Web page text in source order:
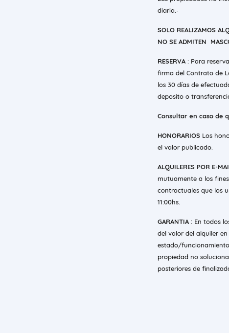
diaria.-
SOLO REALIZAMOS
NO SE ADMITEN
RESERVA : Para
firma del Contrato de
los 30 días de
deposito o
Consultar en caso de
HONORARIOS Los
el valor publicado.
ALQUILERES POR E-
mutuamente a los
contractuales que los
11:00hs.
GARANTIA : En todos
del valor del alquiler
estado/
propiedad no
posteriores de